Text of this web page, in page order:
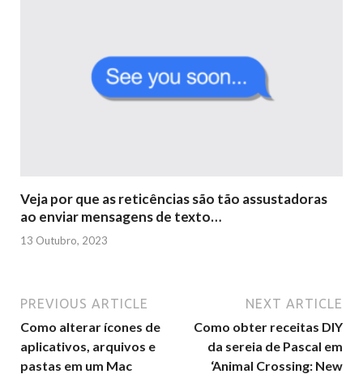
Veja por que as reticências são tão assustadoras
ao enviar mensagens de texto…
13 Outubro, 2023
PREVIOUS ARTICLE
Como alterar ícones de
aplicativos, arquivos e
pastas em um Mac
NEXT ARTICLE
Como obter receitas DIY
da sereia de Pascal em
‘Animal Crossing: New